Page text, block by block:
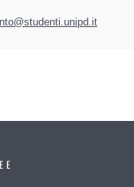
E